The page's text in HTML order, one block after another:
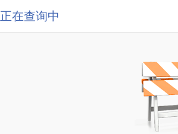
正在查询中